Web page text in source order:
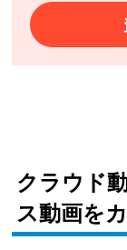
クラウド
ス動画を